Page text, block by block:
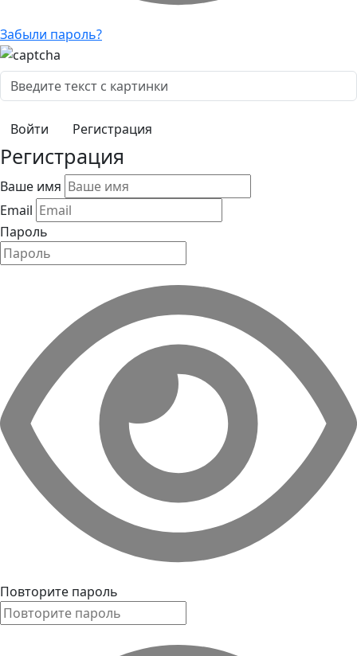
Забыли пароль?
Регистрация
Регистрация
Ваше имя
Email
Пароль
Повторите пароль